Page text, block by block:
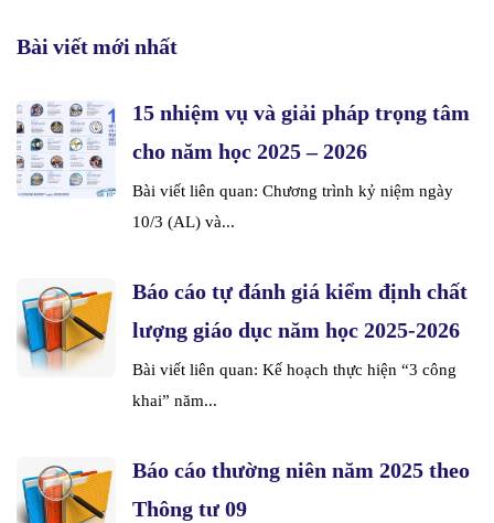
Bài viết mới nhất
15 nhiệm vụ và giải pháp trọng tâm
cho năm học 2025 – 2026
Bài viết liên quan: Chương trình kỷ niệm ngày
10/3 (AL) và...
Báo cáo tự đánh giá kiểm định chất
lượng giáo dục năm học 2025-2026
Bài viết liên quan: Kế hoạch thực hiện “3 công
khai” năm...
Báo cáo thường niên năm 2025 theo
Thông tư 09